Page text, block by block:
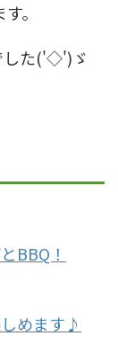
。
した('◇')ゞ
BBQ！
めます♪